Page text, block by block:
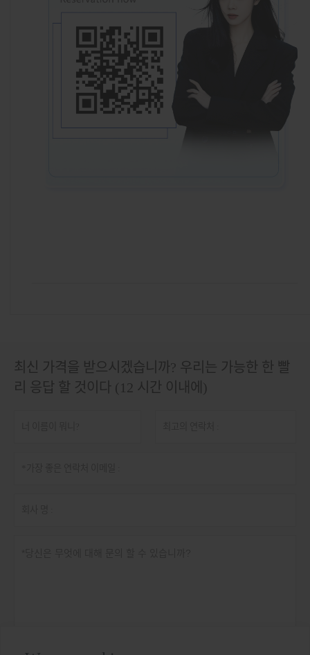
최신 가격을 받으시겠습니까? 우리는 가능한 한 빨
리 응답 할 것이다 (12 시간 이내에)